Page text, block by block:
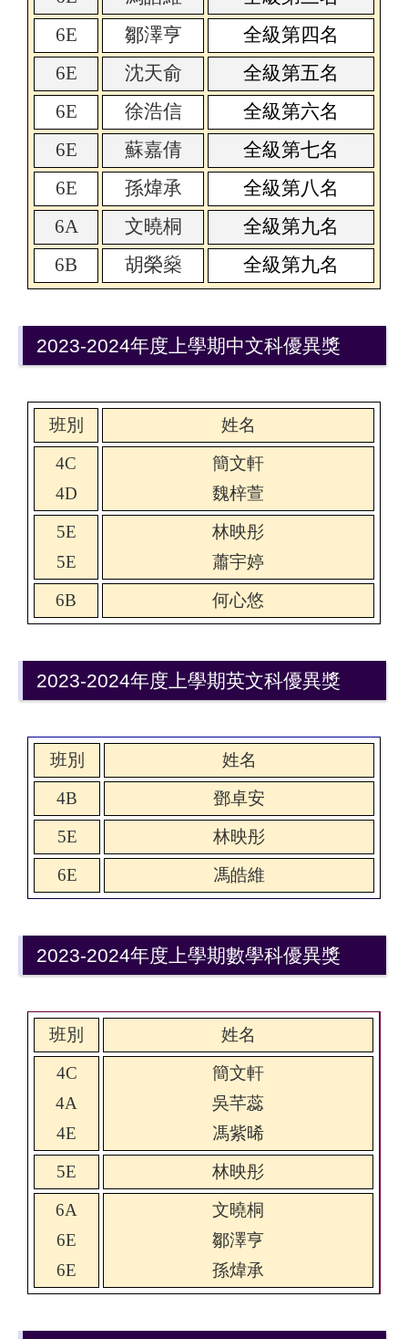
6E
鄒澤亨
全級第四名
6E
沈天俞
全級第五名
6E
徐浩信
全級第六名
6E
蘇嘉倩
全級第七名
6E
孫煒承
全級第八名
6A
文曉桐
全級第九名
6B
胡榮燊 全級第九名
2023-2024年度上學期中文科優異獎
班別
姓名
4C
4D
簡文軒
魏梓萱
5E
5E
林映彤
蕭宇婷
6B
何心悠
2023-2024年度上學期英文科優異獎
班別
姓名
4B
鄧卓安
5E
林映彤
6E
馮皓維
2023-2024年度上學期數學科優異獎
班別
姓名
4C
4A
4E
簡文軒
吳芊蕊
馮紫晞
5E
林映彤
6A
6E
6E
文曉桐
鄒澤亨
孫煒承